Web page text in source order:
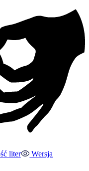
liter
Wersja